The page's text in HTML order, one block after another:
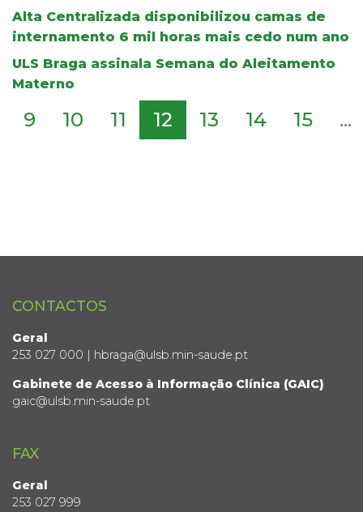
Alta Centralizada disponibilizou camas de
internamento 6 mil horas mais cedo num ano
ULS Braga assinala Semana do Aleitamento
Materno
9 10 11 12 13 14 15 ...
CONTACTOS
Geral
253 027 000 | hbraga@ulsb.min-saude.pt
Gabinete de Acesso à Informação Clínica (GAIC)
gaic@ulsb.min-saude.pt
FAX
Geral
253 027 999